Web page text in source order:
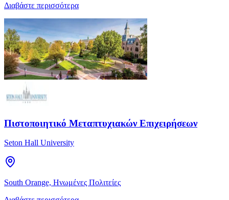
Διαβάστε περισσότερα
Πιστοποιητικό Μεταπτυχιακών Επιχειρήσεων
Seton Hall University
South Orange, Ηνωμένες Πολιτείες